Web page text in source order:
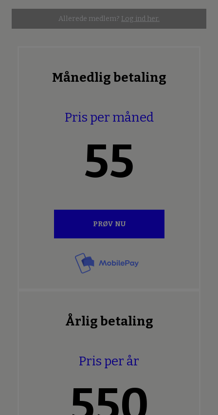
Allerede medlem? Log ind her.
Månedlig betaling
Pris per måned
55
PRØV NU
Årlig betaling
Pris per år